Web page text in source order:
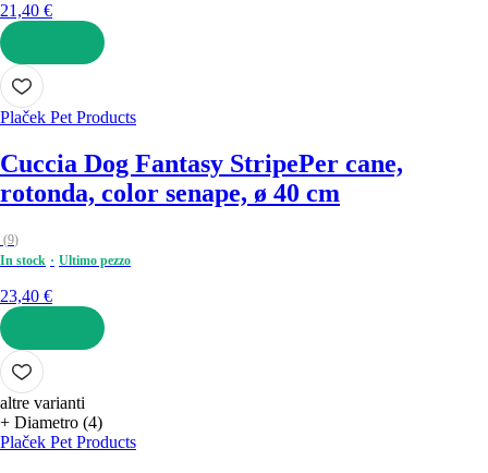
21,40 €
AGGIUNGI
Plaček Pet Products
Cuccia Dog Fantasy StripePer cane,
rotonda, color senape, ø 40 cm
(9)
In stock
Ultimo pezzo
23,40 €
AGGIUNGI
altre varianti
+ Diametro (4)
Plaček Pet Products